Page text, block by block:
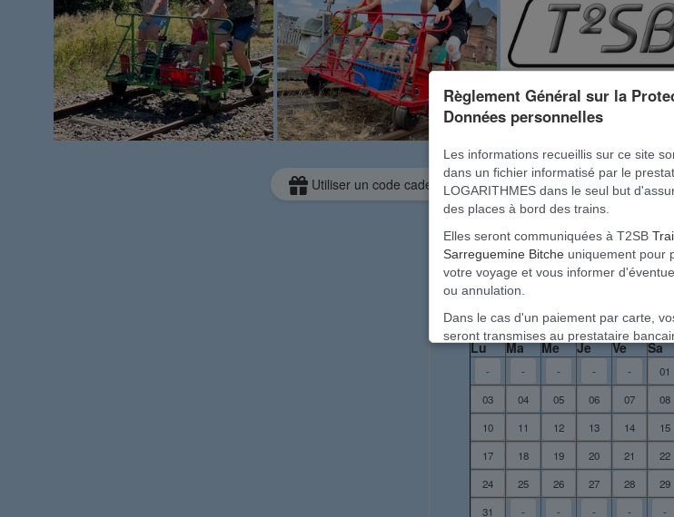
Utiliser un code cadeau Besoin d'aide pour la
Calendrier des
août 2026
Lu
Ma Me Je Ve Sa
- - - - - 01
03
04 05 06 07 08
10
11 12 13 14 15
17
18 19 20 21 22
24
25 26 27 28 29
31
- - - - -
Règlement Général sur la
Données personnelles
Les informations recueillis sur ce site
dans un fichier informatisé par le
LOGARITHMES dans le seul but
des places à bord des trains.
Elles seront communiquées à T2SB
Sarreguemine Bitche uniquement pour
votre voyage et vous informer
ou annulation.
Dans le cas d'un paiement par carte,
seront transmises au prestataire
PAIEMENT conformément à la directive
Vos données personnelles sont
Elles seront détruites en fin d'année et
aucun cas transmises à d'autres
autre usage
Ce site de réservation est sécurisé et
traqueur et aucun cookie destiné à des